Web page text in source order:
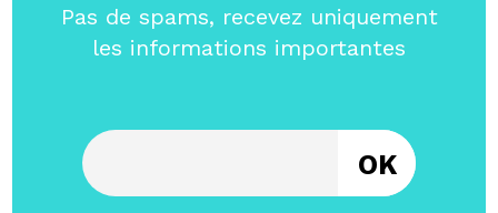
Pas de spams, recevez uniquement
les informations importantes